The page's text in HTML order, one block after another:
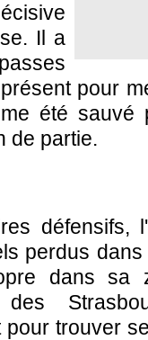
Il a
pour
été sauvé
de partie.
défensifs,
perdus
dans sa
des
trouver